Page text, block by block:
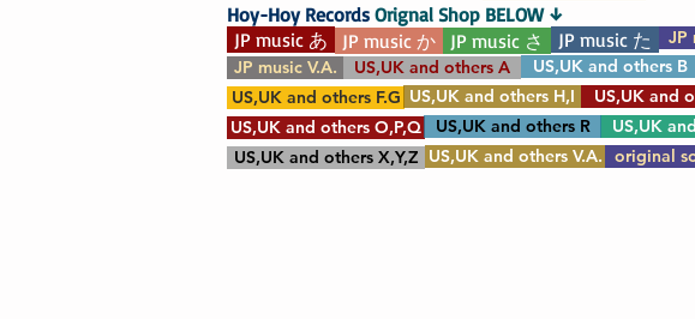
JP music あ JP music か JP music さ JP music た JP
JP music V.A.
US,UK and others A US,UK and others B
US,UK and others F.G US,UK and others H,I US,UK and
US,UK and others O,P,Q
US,UK
US,UK and others R
US,UK and others X,Y,Z US,UK and others V.A. original
Hoy-Hoy Records Orignal Shop BELOW ↓